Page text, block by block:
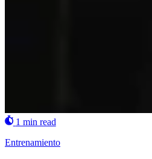
1 min read
Entrenamiento